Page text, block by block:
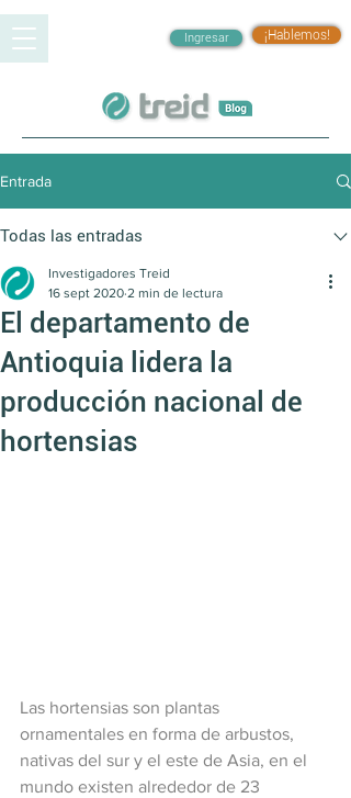
¡Hablemos!
Ingresar
Entrada
Todas las entradas
El departamento de
Antioquia lidera la
producción nacional de
hortensias
Investigadores Treid
16 sept 2020 2 min de lectura
Las hortensias son plantas
ornamentales en forma de arbustos,
nativas del sur y el este de Asia, en el
mundo existen alrededor de 23